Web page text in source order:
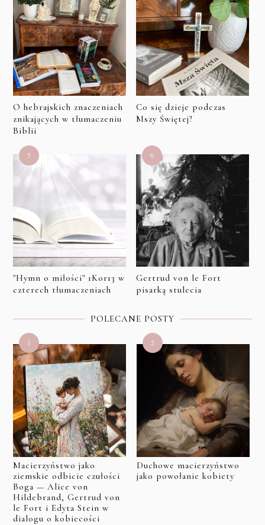
O hebrajskich znaczeniach
znikających w tłumaczeniu
Biblii
Co się dzieje podczas
Mszy Świętej?
"Hymn o miłości" 1Kor13 w
czterech tłumaczeniach
Gertrud von le Fort
pisarką stulecia
POLECANE POSTY
Macierzyństwo jako
ziemskie odbicie czułości
Boga — Alice von
Hildebrand, Gertrud von
le Fort i Edyta Stein w
dialogu o kobiecości
Duchowe macierzyństwo
jako powołanie kobiety